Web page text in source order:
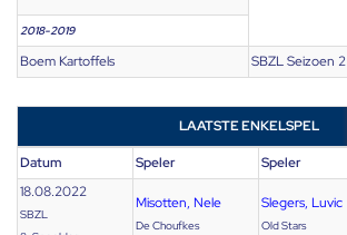
2018-2019
Boem Kartoffels SBZL Seizoen 2
LAATSTE ENKELSPEL
Datum Speler Speler
18.08.2022
SBZL
Misotten, Nele
De Choufkes
Slegers, Luvic
Old Stars